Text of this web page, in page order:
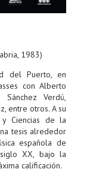
1983)
del Puerto, en
con Alberto
Verdú,
entre otros. A su
Ciencias de la
tesis alrededor
española de
XX, bajo la
calificación.